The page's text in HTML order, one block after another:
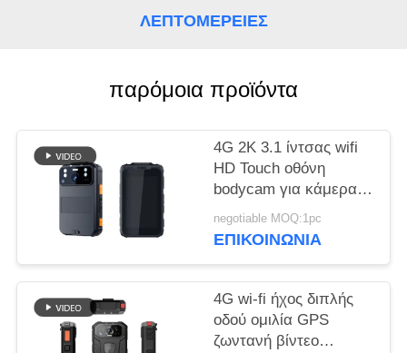
ΥΠΟΘΈΣΕΙΣ
ΖΗΤΉΣΤΕ
ΜΙΑ
ΠΡΟΣΦΟΡΆ
SITEMAP
ΠΟΛΙΤΙΚΉ
ΛΕΠΤΟΜΈΡΕΙΕΣ
παρόμοια προϊόντα
4G 2K 3.1 ίντσας wifi
HD Touch οθόνη
bodycam για κάμερα
ασφαλείας επιβολής
του νόμου
negotiable MOQ:1pc
ΕΠΙΚΟΙΝΩΝΊΑ
4G wi-fi ήχος διπλής
οδού ομιλία GPS
ζωντανή βίντεο